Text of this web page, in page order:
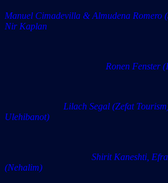
Manuel Cimadevilla & Almudena Romero
Nir Kaplan
Ronen Fenster
Lilach Segal (Zefat Tourism) &
Ulehibanot)
Shirit Kaneshti, Efrat
(Nehalim)